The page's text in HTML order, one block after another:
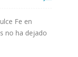
Fe en
no ha dejado